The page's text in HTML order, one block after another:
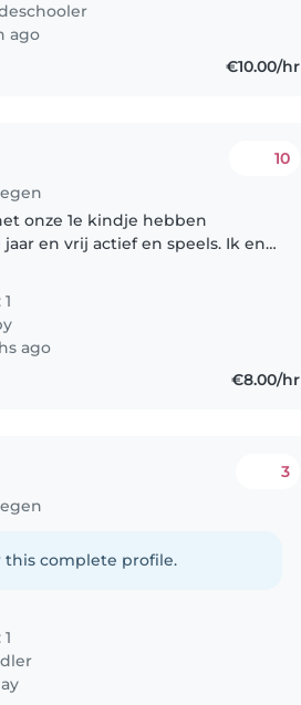
ago
€10.00/hr
10
onze 1e kindje hebben
jaar en vrij actief en speels. Ik en
ago
€8.00/hr
3
this complete profile.